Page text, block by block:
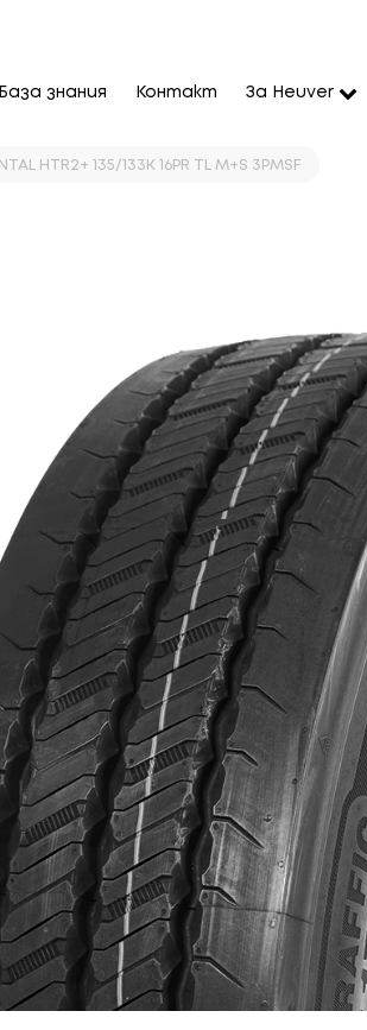
База знания Контакт За Heuver
HTR2+ 135/133K 16PR TL M+S 3PMSF